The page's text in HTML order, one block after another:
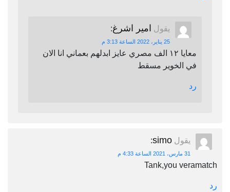
يقول امير اشرغ:
25 يناير، 2022 الساعة 3:13 م
معايا ١٢ الف مصري عايز ابدلهم بعماني انا الان
في الخوير مسقط
رد
يقول simo
:
31 مارس، 2021 الساعة 4:33 م
Tank,you veramatch
رد